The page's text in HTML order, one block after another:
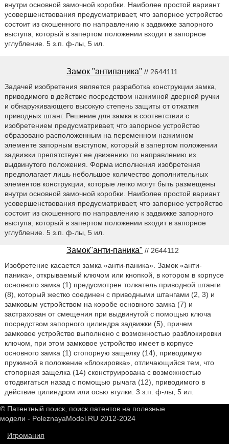
внутри основной замочной коробки. Наиболее простой вариант
усовершенствования предусматривает, что запорное устройство
состоит из скошенного по направлению к задвижке запорного
выступа, который в запертом положении входит в запорное
углубление. 5 з.п. ф-лы, 5 ил.
Замок "антипаника" // 2644111
Задачей изобретения является разработка конструкции замка,
приводимого в действие посредством нажимной дверной ручки
и обнаруживающего высокую степень защиты от отжатия
приводных штанг. Решение для замка в соответствии с
изобретением предусматривает, что запорное устройство
образовано расположенным на переменном нажимном
элементе запорным выступом, который в запертом положении
задвижки препятствует ее движению по направлению из
выдвинутого положения. Форма исполнения изобретения
предполагает лишь небольшое количество дополнительных
элементов конструкции, которые легко могут быть размещены
внутри основной замочной коробки. Наиболее простой вариант
усовершенствования предусматривает, что запорное устройство
состоит из скошенного по направлению к задвижке запорного
выступа, который в запертом положении входит в запорное
углубление. 5 з.п. ф-лы, 5 ил.
Замок"анти-паника" // 2644112
Изобретение касается замка «анти-паника». Замок «анти-
паника», открываемый ключом или кнопкой, в котором в корпусе
основного замка (1) предусмотрен толкатель приводной штанги
(8), который жестко соединен с приводными штангами (2, 3) и
замковым устройством на коробе основного замка (7) и
застрахован от смещения при выдвинутой с помощью ключа
посредством запорного цилиндра задвижки (5), причем
замковое устройство выполнено с возможностью разблокировки
ключом, при этом замковое устройство имеет в корпусе
основного замка (1) стопорную защелку (14), приводимую
пружиной в положение «блокировка», отличающийся тем, что
стопорная защелка (14) сконструирована с возможностью
отодвигаться назад с помощью рычага (12), приводимого в
действие цилиндром или осью втулки. 3 з.п. ф-лы, 5 ил.
© Патентный поиск, поиск патентов на полезные
модели - PoleznayaModel.RU 2012-2024
Игромания